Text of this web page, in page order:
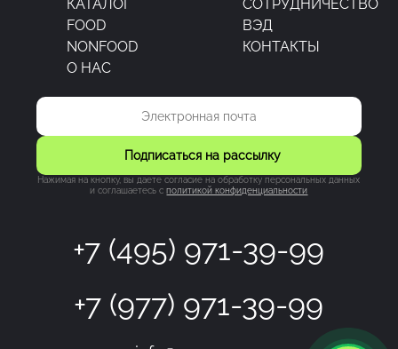
КАТАЛОГ
CОТРУДНИЧЕСТВО
FOOD
ВЭД
NONFOOD
КОНТАКТЫ
О НАС
+7 (495) 971-39-99
+7 (977) 971-39-99
Подписаться на рассылку
Нажимая на кнопку, вы даете согласие на обработку персональных данных
и соглашаетесь cполитикой конфиденциальности